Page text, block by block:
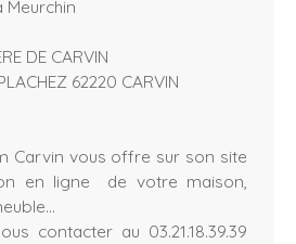
DE CARVIN
62220 CARVIN
Carvin vous offre sur son site
en ligne de votre maison,
contacter au 03.21.18.39.39